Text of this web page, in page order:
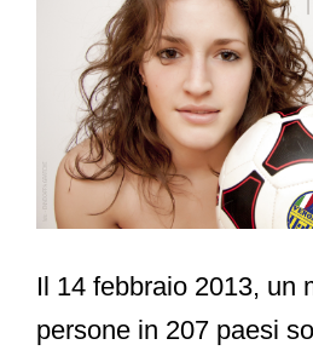
Il 14 febbraio 2013, un
persone in 207 paesi